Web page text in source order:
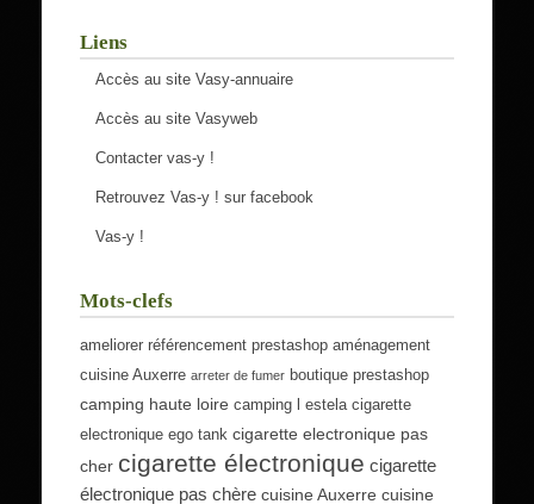
Liens
Accès au site Vasy-annuaire
Accès au site Vasyweb
Contacter vas-y !
Retrouvez Vas-y ! sur facebook
Vas-y !
Mots-clefs
ameliorer référencement prestashop aménagement
cuisine Auxerre arreter de fumer boutique prestashop
camping haute loire camping l estela cigarette
electronique ego tank cigarette electronique pas
cher cigarette électronique cigarette
électronique pas chère cuisine Auxerre cuisine